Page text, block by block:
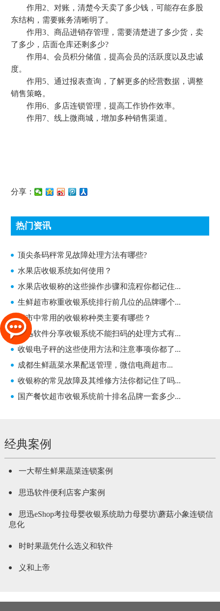
作用2、对账，清楚今天卖了多少钱，可能存在多股
东结构，需要账务清晰明了。
作用3、商品进销存管理，需要清楚进了多少货，卖
了多少，店面仓库还剩多少?
作用4、会员积分储值，提高会员的活跃度以及忠诚
度。
作用5、通过报表查询，了解更多的经营数据，调整
销售策略。
作用6、多店连锁管理，提高工作协作效率。
作用7、线上微商城，增加多种销售渠道。
分享：
热门资讯
顶尖条码秤常见故障处理方法有哪些?
顶尖条码秤常见故障处理方法有哪些?
水果店收银系统如何使用？
水果店收银称的这些操作步骤和流程你都记住...
生鲜超市称重收银系统排行前几位的品牌哪个...
超市中常用的收银称种类主要有哪些？
思迅软件分享收银系统不能扫码的处理方式有...
收银电子秤的这些使用方法和注意事项你都了...
成都生鲜蔬菜水果配送管理，微信电商超市...
收银称的常见故障及其维修方法你都记住了吗...
国产餐饮超市收银系统前十排名品牌一套多少...
经典案例
一大帮生鲜果蔬菜连锁案例
思迅软件便利店客户案例
思迅eShop考拉母婴收银系统助力母婴坊\蘑菇小象连锁信
息化
时时果蔬凭什么选义和软件
义和上帝